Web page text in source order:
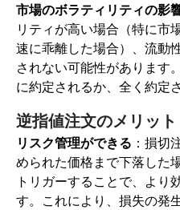
市場のボラティリティの影
リティが高い場合（特に市
速に乖離した場合）、流動
されない可能性があります
に約定されるか、全く約定
逆指値注文のメリット
リスク管理ができる ：損切
められた価格まで下落した
トリガーすることで、より
す。これにより、損失の発